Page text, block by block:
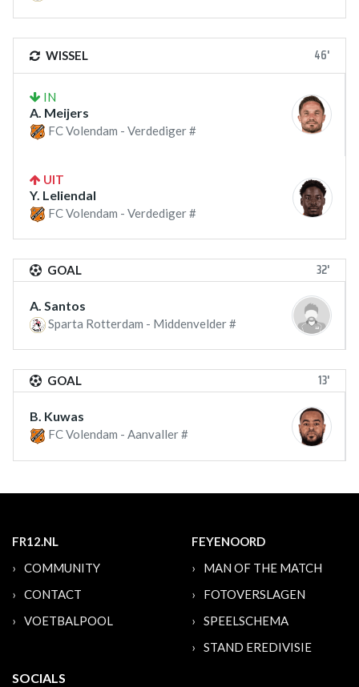
WISSEL 46'
IN
A. Meijers
FC Volendam - Verdediger #
UIT
Y. Leliendal
FC Volendam - Verdediger #
GOAL 32'
A. Santos
Sparta Rotterdam - Middenvelder #
GOAL 13'
B. Kuwas
FC Volendam - Aanvaller #
FR12.NL
COMMUNITY
CONTACT
VOETBALPOOL
FEYENOORD
MAN OF THE MATCH
FOTOVERSLAGEN
SPEELSCHEMA
STAND EREDIVISIE
SOCIALS